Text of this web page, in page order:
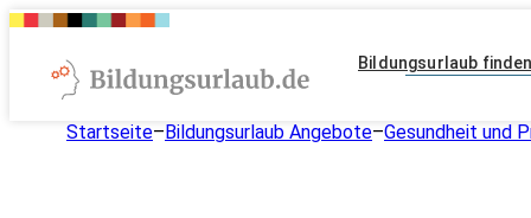
Bildungsurlaub finden
Startseite–Bildungsurlaub Angebote–Gesundheit und